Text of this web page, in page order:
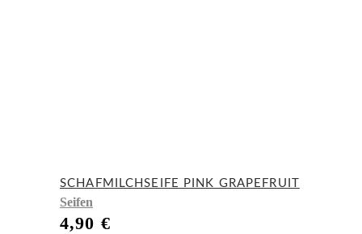
SCHAFMILCHSEIFE PINK GRAPEFRUIT
Seifen
4,90 €